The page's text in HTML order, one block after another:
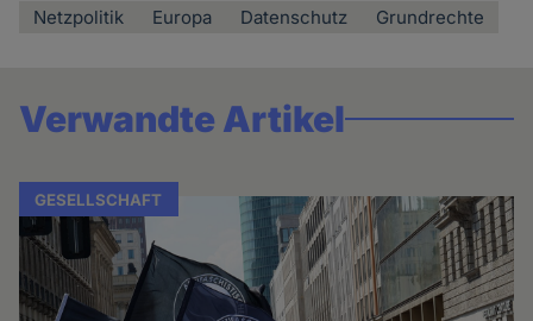
Netzpolitik Europa Datenschutz Grundrechte
Verwandte Artikel
GESELLSCHAFT